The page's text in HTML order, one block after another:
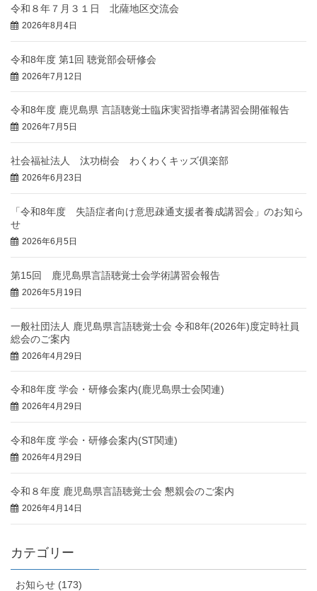
令和８年７月３１日 北薩地区交流会
2026年8月4日
令和8年度 第1回 聴覚部会研修会
2026年7月12日
令和8年度 鹿児島県 言語聴覚士臨床実習指導者講習会開催報告
2026年7月5日
社会福祉法人 汰功樹会 わくわくキッズ俱楽部
2026年6月23日
「令和8年度 失語症者向け意思疎通支援者養成講習会」のお知ら
せ
2026年6月5日
第15回 鹿児島県言語聴覚士会学術講習会報告
2026年5月19日
一般社団法人 鹿児島県言語聴覚士会 令和8年(2026年)度定時社員
総会のご案内
2026年4月29日
令和8年度 学会・研修会案内(鹿児島県士会関連)
2026年4月29日
令和8年度 学会・研修会案内(ST関連)
2026年4月29日
令和８年度 鹿児島県言語聴覚士会 懇親会のご案内
2026年4月14日
カテゴリー
お知らせ (173)